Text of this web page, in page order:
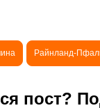
Райнланд-
пост?